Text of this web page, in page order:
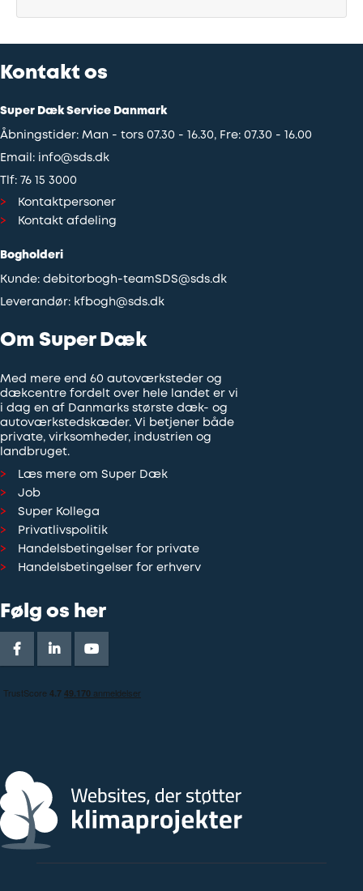
Se
alle
services
her
Kontakt os
Super Dæk Service Danmark
Åbningstider: Man - tors 07.30 - 16.30, Fre: 07.30 - 16.00
Email: info@sds.dk
Tlf: 76 15 3000
Kontaktpersoner
Kontakt afdeling
Bogholderi
Kunde: debitorbogh-teamSDS@sds.dk
Leverandør: kfbogh@sds.dk
Om Super Dæk
Med mere end 60 autoværksteder og
dækcentre fordelt over hele landet er vi
i dag en af Danmarks største dæk- og
autoværkstedskæder. Vi betjener både
private, virksomheder, industrien og
landbruget.
Læs mere om Super Dæk
Job
Super Kollega
Privatlivspolitik
Handelsbetingelser for private
Handelsbetingelser for erhverv
Følg os her